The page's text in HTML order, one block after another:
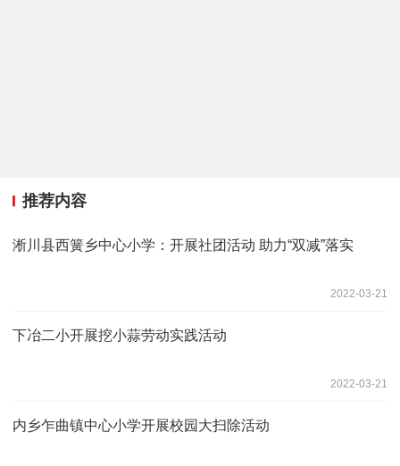
推荐内容
淅川县西簧乡中心小学：开展社团活动 助力“双减”落实
2022-03-21
下冶二小开展挖小蒜劳动实践活动
2022-03-21
内乡乍曲镇中心小学开展校园大扫除活动